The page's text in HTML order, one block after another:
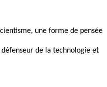
une forme de pensée
de la technologie et